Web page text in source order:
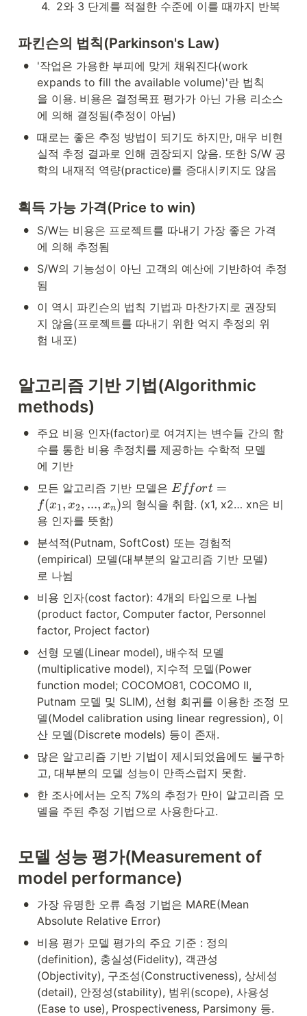
4. 2와 3 단계를 적절한 수준에 이를 때까지 반복
파킨슨의 법칙(Parkinson's Law)
•
'작업은 가용한 부피에 맞게 채워진다(work
expands to fill the available volume)'란 법칙
을 이용. 비용은 결정목표 평가가 아닌 가용 리소스
에 의해 결정됨(추정이 아님)
• 때로는 좋은 추정 방법이 되기도 하지만, 매우 비현
실적 추정 결과로 인해 권장되지 않음. 또한 S/W 공
학의 내재적 역량(practice)를 증대시키지도 않음
획득 가능 가격(Price to win)
•
S/W는 비용은 프로젝트를 따내기 가장 좋은 가격
에 의해 추정됨
•
S/W의 기능성이 아닌 고객의 예산에 기반하여 추정
됨
•
이 역시 파킨슨의 법칙 기법과 마찬가지로 권장되
지 않음(프로젝트를 따내기 위한 억지 추정의 위
험 내포)
알고리즘 기반 기법(Algorithmic
methods)
•
주요 비용 인자(factor)로 여겨지는 변수들 간의 함
수를 통한 비용 추정치를 제공하는 수학적 모델
에 기반
• 모든 알고리즘 기반 모델은 E
ff
o
=
f(
x
1,
x
_
,
x
_
n
)
E ffort =
f(x1, x2, ..., xn)의 형식을 취함. (x1, x2… xn은 비
용 인자를 뜻함)
•
분석적(Putnam, SoftCost) 또는 경험적
(empirical) 모델(대부분의 알고리즘 기반 모델)
로 나뉨
•
비용 인자(cost factor): 4개의 타입으로 나뉨
(product factor, Computer factor, Personnel
factor, Project factor)
•
선형 모델(Linear model), 배수적 모델
(multiplicative model), 지수적 모델(Power
function model; COCOMO81, COCOMO II,
Putnam 모델 및 SLIM), 선형 회귀를 이용한 조정 모
델(Model calibration using linear regression), 이
산 모델(Discrete models) 등이 존재.
•
많은 알고리즘 기반 기법이 제시되었음에도 불구하
고, 대부분의 모델 성능이 만족스럽지 못함.
•
한 조사에서는 오직 7%의 추정가 만이 알고리즘 모
델을 주된 추정 기법으로 사용한다고.
모델 성능 평가(Measurement of
model performance)
•
가장 유명한 오류 측정 기법은 MARE(Mean
Absolute Relative Error)
•
비용 평가 모델 평가의 주요 기준 : 정의
(definition), 충실성(Fidelity), 객관성
(Objectivity), 구조성(Constructiveness), 상세성
(detail), 안정성(stability), 범위(scope), 사용성
(Ease to use), Prospectiveness, Parsimony 등.